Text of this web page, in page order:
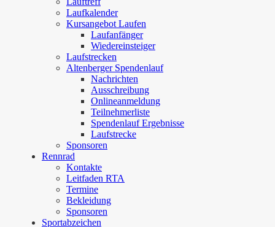
Laufkalender
Kursangebot Laufen
Laufanfänger
Wiedereinsteiger
Laufstrecken
Altenberger Spendenlauf
Nachrichten
Ausschreibung
Onlineanmeldung
Teilnehmerliste
Spendenlauf Ergebnisse
Laufstrecke
Sponsoren
Rennrad
Kontakte
Leitfaden RTA
Termine
Bekleidung
Sponsoren
Sportabzeichen